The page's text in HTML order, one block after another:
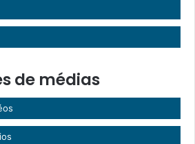
de médias